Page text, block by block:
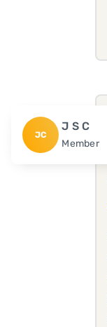
JC
J S C
Member